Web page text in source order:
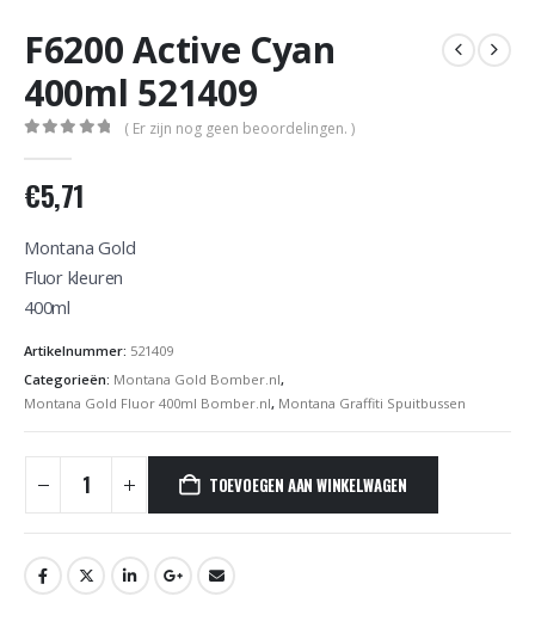
F6200 Active Cyan
400ml 521409
( Er zijn nog geen beoordelingen. )
€5,71
Montana Gold
Fluor kleuren
400ml
Artikelnummer: 521409
Categorieën: Montana Gold Bomber.nl,
Montana Gold Fluor 400ml Bomber.nl, Montana Graffiti Spuitbussen
TOEVOEGEN AAN WINKELWAGEN